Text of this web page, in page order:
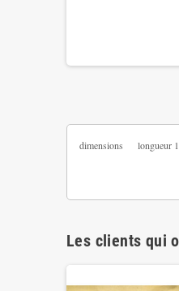
dimensions
Les clients qui